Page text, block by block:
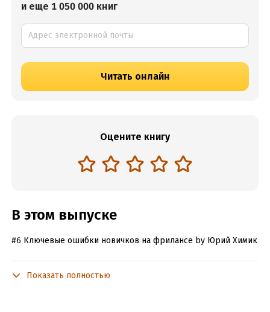
и еще 1 050 000 книг
Читать онлайн
Оцените книгу
В этом выпуске
#6 Ключевые ошибки новичков на фрилансе by Юрий Химик
Подробная информация
Показать полностью